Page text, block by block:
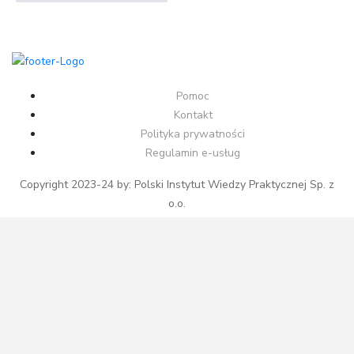
Pomoc
Kontakt
Polityka prywatności
Regulamin e-usług
Copyright 2023-24 by: Polski Instytut Wiedzy Praktycznej Sp. z
o.o.